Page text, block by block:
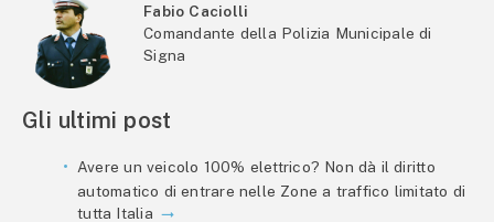
Fabio Caciolli
Comandante della Polizia Municipale di
Signa
Gli ultimi post
Avere un veicolo 100% elettrico? Non dà il diritto
automatico di entrare nelle Zone a traffico limitato di
tutta Italia